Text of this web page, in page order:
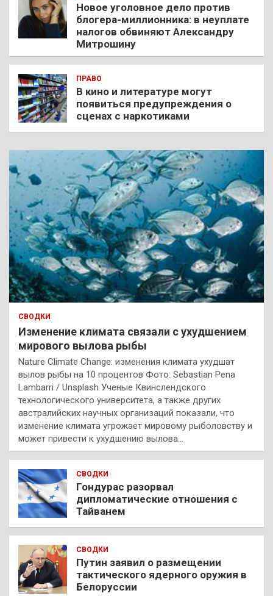
Новое уголовное дело против
блогера-миллионника: в неуплате
налогов обвиняют Александру
Митрошину
ПРАВО
В кино и литературе могут
появиться предупреждения о
сценах с наркотиками
СВОДКИ
Изменение климата связали с ухудшением
мирового вылова рыбы
Nature Climate Change: изменения климата ухудшат
вылов рыбы на 10 процентов Фото: Sebastian Pena
Lambarri / Unsplash Ученые Квинслендского
технологического университета, а также других
австралийских научных организаций показали, что
изменение климата угрожает мировому рыболовству и
может привести к ухудшению вылова…
СВОДКИ
Гондурас разорвал
дипломатические отношения с
Тайванем
СВОДКИ
Путин заявил о размещении
тактического ядерного оружия в
Белоруссии